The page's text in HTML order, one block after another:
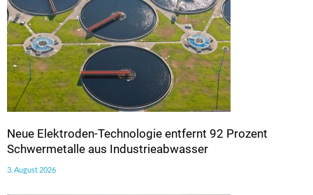
Neue Elektroden-Technologie entfernt 92 Prozent
Schwermetalle aus Industrieabwasser
3. August 2026